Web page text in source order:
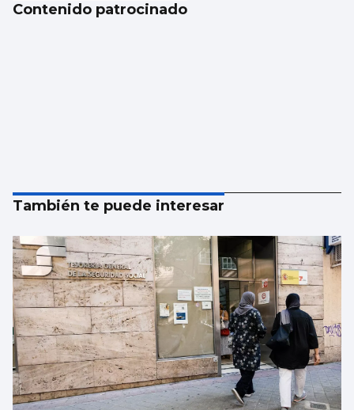
Contenido patrocinado
También te puede interesar